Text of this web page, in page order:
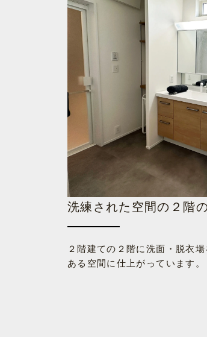
洗練された空間の２階
２階建ての２階に洗面・脱衣
ある空間に仕上がっています。